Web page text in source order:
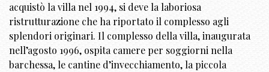
acquistò la villa nel 1994, si deve la laboriosa
ristrutturazione che ha riportato il complesso agli
splendori originari. Il complesso della villa, inaugurata
nell’agosto 1996, ospita camere per soggiorni nella
barchessa, le cantine d’invecchiamento, la piccola